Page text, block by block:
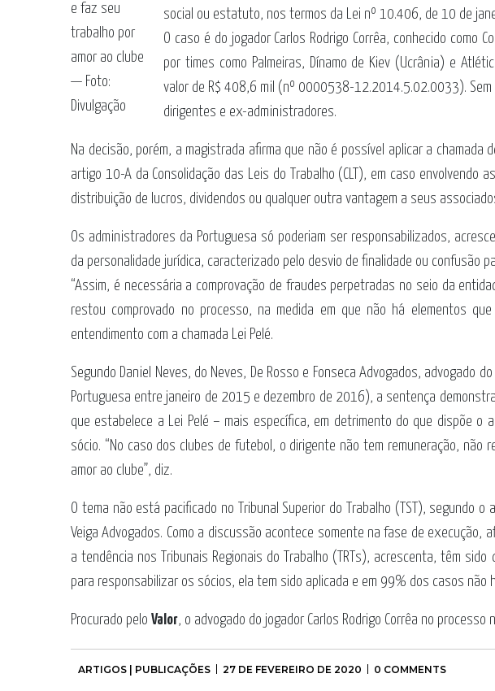
e faz seu
trabalho por
amor ao clube
— Foto:
Divulgação
social ou estatuto, nos termos da Lei nº 10.406, de 10 de
O caso é do jogador Carlos Rodrigo Corrêa, conhecido como
por times como Palmeiras, Dínamo de Kiev (Ucrânia) e
valor de R$ 408,6 mil (nº 0000538-12.2014.5.02.0033).
dirigentes e ex-administradores.
Na decisão, porém, a magistrada afirma que não é possível aplicar a chamada
artigo 10-A da Consolidação das Leis do Trabalho (CLT), em caso envolvendo
distribuição de lucros, dividendos ou qualquer outra vantagem a seus
Os administradores da Portuguesa só poderiam ser responsabilizados,
da personalidade jurídica, caracterizado pelo desvio de finalidade ou confusão
“Assim, é necessária a comprovação de fraudes perpetradas no seio da
restou comprovado no processo, na medida em que não há elementos
entendimento com a chamada Lei Pelé.
Segundo Daniel Neves, do Neves, De Rosso e Fonseca Advogados, advogado
Portuguesa entre janeiro de 2015 e dezembro de 2016), a sentença
que estabelece a Lei Pelé – mais específica, em detrimento do que dispõe o
sócio. “No caso dos clubes de futebol, o dirigente não tem remuneração, não
amor ao clube”, diz.
O tema não está pacificado no Tribunal Superior do Trabalho (TST), segundo o
Veiga Advogados. Como a discussão acontece somente na fase de execução,
a tendência nos Tribunais Regionais do Trabalho (TRTs), acrescenta, têm
para responsabilizar os sócios, ela tem sido aplicada e em 99% dos casos não
Procurado pelo Valor, o advogado do jogador Carlos Rodrigo Corrêa no
ARTIGOS | PUBLICAÇÕES 27 DE FEVEREIRO DE 2020 0 COMMENTS